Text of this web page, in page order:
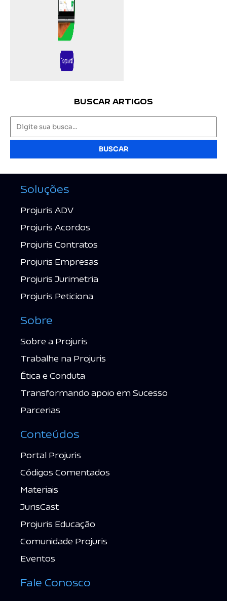
BUSCAR ARTIGOS
BUSCAR
Soluções
Projuris ADV
Projuris Acordos
Projuris Contratos
Projuris Empresas
Projuris Jurimetria
Projuris Peticiona
Sobre
Sobre a Projuris
Trabalhe na Projuris
Ética e Conduta
Transformando apoio em Sucesso
Parcerias
Conteúdos
Portal Projuris
Códigos Comentados
Materiais
JurisCast
Projuris Educação
Comunidade Projuris
Eventos
Fale Conosco